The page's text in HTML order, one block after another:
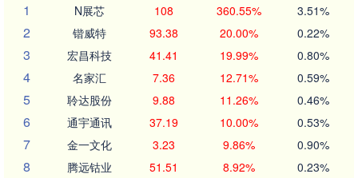
1
N展芯 108 360.55% 3.51%
2 锴威特 93.38 20.00% 0.22%
3 宏昌科技 41.41 19.99% 0.80%
4 名家汇 7.36 12.71% 0.59%
5 聆达股份 9.88 11.26% 0.46%
6 通宇通讯 37.19 10.00% 0.53%
7 金一文化 3.23 9.86% 0.90%
8 腾远钴业 51.51 8.92% 0.23%